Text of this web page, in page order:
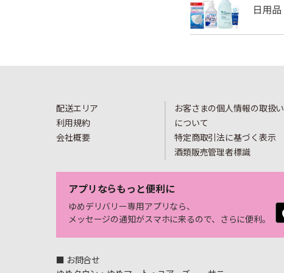
配送エリア
利用規約
会社概要
お客さまの個人情報の取扱い
について
特定商取引法に基づく表示
酒類販売管理者標識
アプリならもっと便利に
ゆめデリバリー専用アプリなら、
メッセージの通知がスマホに来るので、さらに便利。
■ お問合せ